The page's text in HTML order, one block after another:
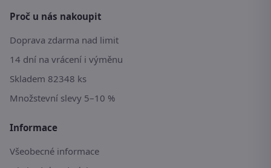
Proč u nás nakoupit
Doprava zdarma nad limit
14 dní na vrácení i výměnu
Skladem 82348 ks
Množstevní slevy 5–10 %
Informace
Všeobecné informace